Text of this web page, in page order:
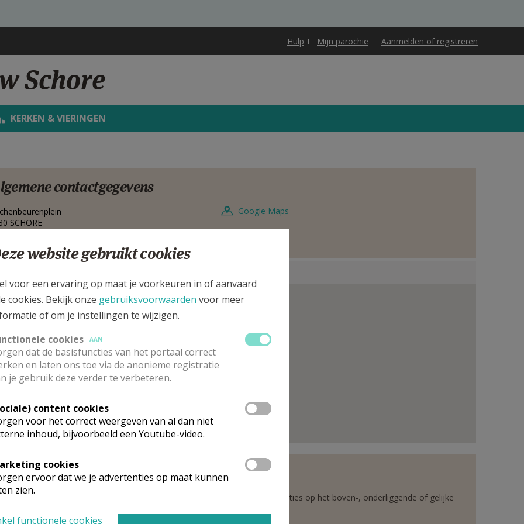
Hulp Mijn parochie Aanmelden of registreren
Schore
KERKEN & VIERINGEN
contactgegevens
SCHORE
Google Maps
8430 SCHORE
wat je zocht? Hier vind je links naar de gegevens van andere organisaties op het boven-, onderliggende of gelijke
website gebruikt cookies
voor een ervaring op maat je voorkeuren in of aanvaard
cookies. Bekijk onze gebruiksvoorwaarden voor meer
of om je instellingen te wijzigen.
cookies
AAN
dat de basisfuncties van het portaal correct
en laten ons toe via de anonieme registratie
je gebruik deze verder te verbeteren.
content cookies
voor het correct weergeven van al dan niet
inhoud, bijvoorbeeld een Youtube-video.
cookies
ervoor dat we je advertenties op maat kunnen
zien.
functionele cookies